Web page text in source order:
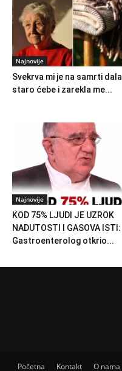
Najnovije
Svekrva mi je na samrti dala
staro ćebe i zarekla me...
Najnovije
KOD 75% LJUDI JE UZROK
NADUTOSTI I GASOVA ISTI:
Gastroenterolog otkrio...
Početna Kontakt O nama